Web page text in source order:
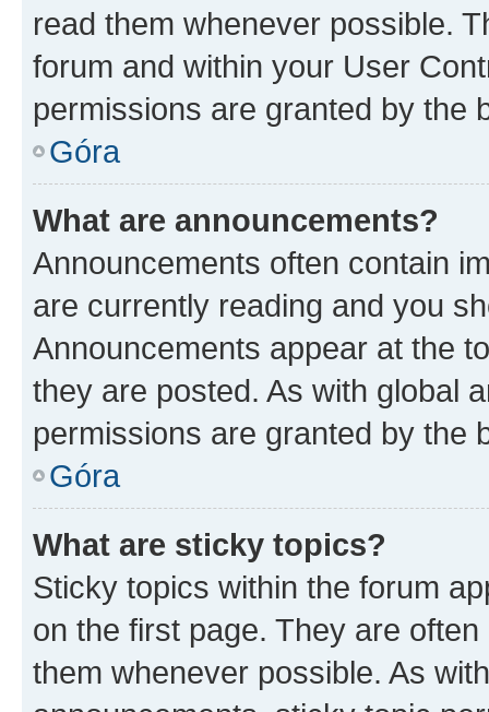
read them whenever possible.
forum and within your User
permissions are granted by the
Góra
What are announcements?
Announcements often contain
are currently reading and you
Announcements appear at the
they are posted. As with global
permissions are granted by the
Góra
What are sticky topics?
Sticky topics within the forum
on the first page. They are
them whenever possible. As